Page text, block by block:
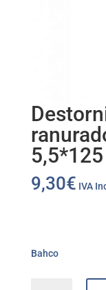
9,30€ IVA
Bahco